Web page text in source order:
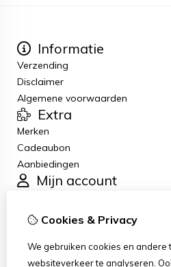
Informatie
Verzending
Disclaimer
Algemene voorwaarden
Extra
Merken
Cadeaubon
Aanbiedingen
Mijn account
Bestelhistorie
Klantenservice
Contact
Cookies & Privacy
We gebruiken cookies en andere
websiteverkeer te analyseren.